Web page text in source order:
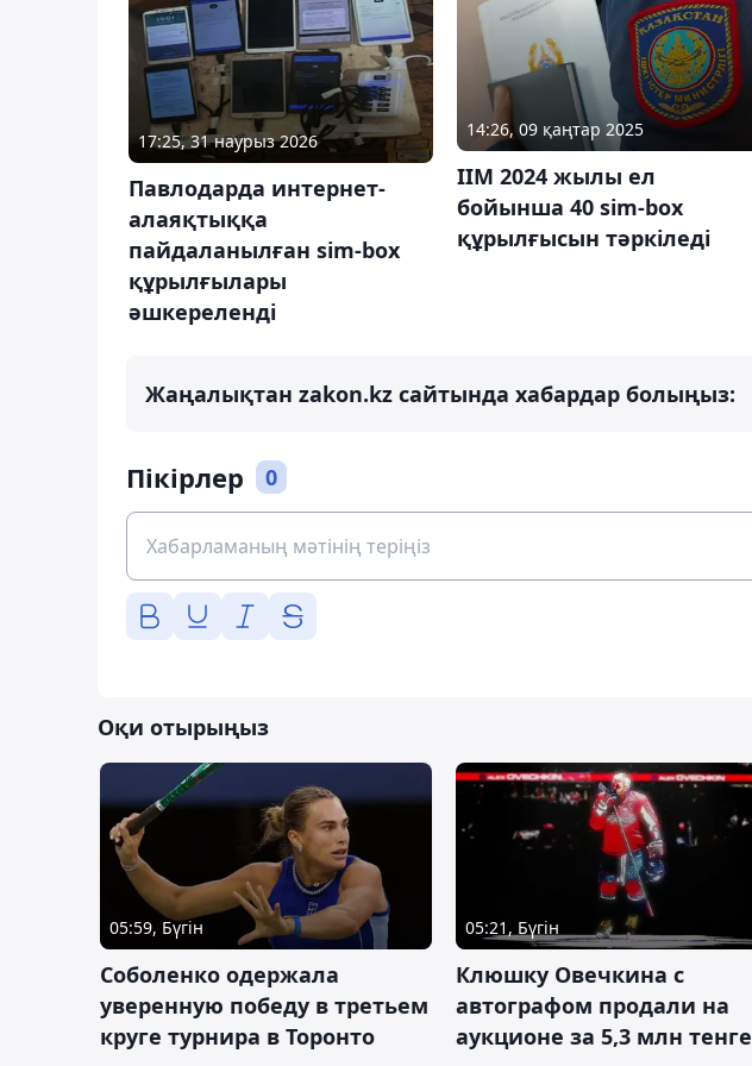
17:25, 31 наурыз 2026
Павлодарда интернет-
алаяқтыққа
пайдаланылған sim-box
құрылғылары
әшкереленді
14:26, 09 қаңтар 2025
ІІМ 2024 жылы ел
бойынша 40 sim-box
құрылғысын тәркіледі
Жаңалықтан zakon.kz сайтында хабардар болыңыз:
Пікірлер 0
Оқи отырыңыз
05:59, Бүгін
Соболенко одержала
уверенную победу в третьем
круге турнира в Торонто
05:21, Бүгін
Клюшку Овечкина с
автографом продали на
аукционе за 5,3 млн тенге